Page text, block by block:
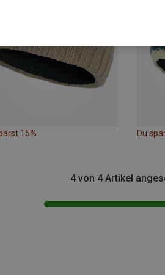
15% Du
4 von 4 Artikel